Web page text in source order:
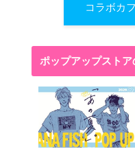
コラボカ
ポップアップストア